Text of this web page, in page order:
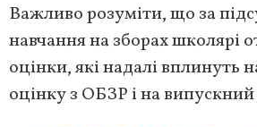
Важливо розуміти, що за
навчання на зборах школярі
оцінки, які надалі вплинуть
оцінку з ОБЗР і на випускний